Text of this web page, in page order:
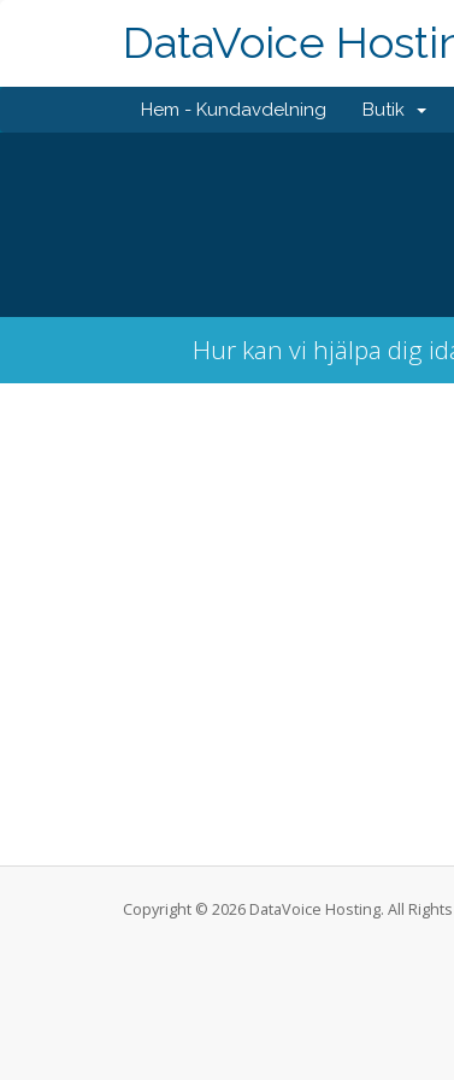
DataVoice
Hem - Kundavdelning Butik
Hur kan vi hjälpa dig
Copyright © 2026 DataVoice Hosting. All